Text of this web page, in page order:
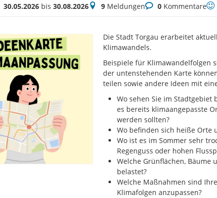
30.05.2026bis 30.08.2026Meldungen
9MeldungenKommentare
0Kommentare
Die Stadt Torgau erarbeitet
Klimawandels.
Beispiele für Klimawandelfolgen
der untenstehenden Karte
teilen sowie andere Ideen mit
Wo sehen Sie im
es bereits klimaangepasste
werden sollten?
Wo befinden sich heiße Orte
Wo ist es im Sommer sehr
Regenguss oder hohen
Welche Grünflächen,
belastet?
Welche Maßnahmen sind
Klimafolgen anzupassen?